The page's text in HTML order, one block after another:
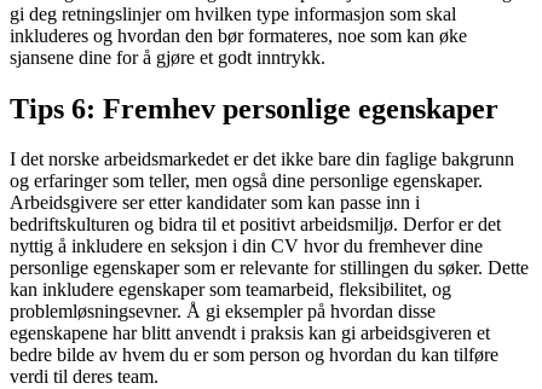
gi deg retningslinjer om hvilken type informasjon som skal
inkluderes og hvordan den bør formateres, noe som kan øke
sjansene dine for å gjøre et godt inntrykk.
Tips 6: Fremhev personlige egenskaper
I det norske arbeidsmarkedet er det ikke bare din faglige bakgrunn
og erfaringer som teller, men også dine personlige egenskaper.
Arbeidsgivere ser etter kandidater som kan passe inn i
bedriftskulturen og bidra til et positivt arbeidsmiljø. Derfor er det
nyttig å inkludere en seksjon i din CV hvor du fremhever dine
personlige egenskaper som er relevante for stillingen du søker. Dette
kan inkludere egenskaper som teamarbeid, fleksibilitet, og
problemløsningsevner. Å gi eksempler på hvordan disse
egenskapene har blitt anvendt i praksis kan gi arbeidsgiveren et
bedre bilde av hvem du er som person og hvordan du kan tilføre
verdi til deres team.